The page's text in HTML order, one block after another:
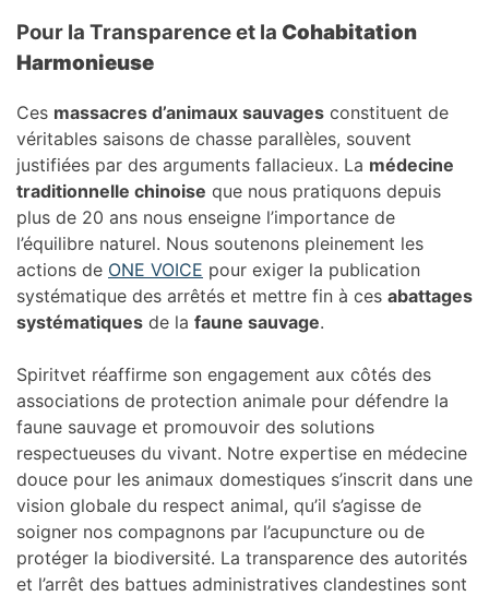
Pour la Transparence et la Cohabitation
Harmonieuse
Ces massacres d’animaux sauvages constituent de
véritables saisons de chasse parallèles, souvent
justifiées par des arguments fallacieux. La médecine
traditionnelle chinoise que nous pratiquons depuis
plus de 20 ans nous enseigne l’importance de
l’équilibre naturel. Nous soutenons pleinement les
actions de ONE VOICE pour exiger la publication
systématique des arrêtés et mettre fin à ces abattages
systématiques de la faune sauvage.
Spiritvet réaffirme son engagement aux côtés des
associations de protection animale pour défendre la
faune sauvage et promouvoir des solutions
respectueuses du vivant. Notre expertise en médecine
douce pour les animaux domestiques s’inscrit dans une
vision globale du respect animal, qu’il s’agisse de
soigner nos compagnons par l’acupuncture ou de
protéger la biodiversité. La transparence des autorités
et l’arrêt des battues administratives clandestines sont